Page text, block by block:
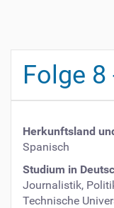
Folge 8
Herkunftsland
Spanisch
Studium in
Journalistik,
Technische